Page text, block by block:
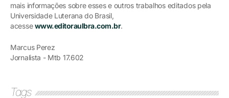
mais informações sobre esses e outros trabalhos editados pela
Universidade Luterana do Brasil,
acessewww.editoraulbra.com.br.
Marcus Perez
Jornalista - Mtb 17.602
Tags